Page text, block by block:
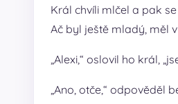
Král chvíli mlčel a pak
Ač byl ještě mladý, měl
„Alexi,“ oslovil ho král,
„Ano, otče,“ odpověděl